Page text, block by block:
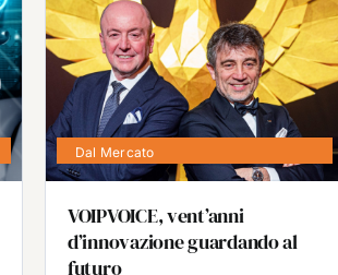
Dal Mercato
VOIPVOICE, vent’anni
d’innovazione guardando al
futuro